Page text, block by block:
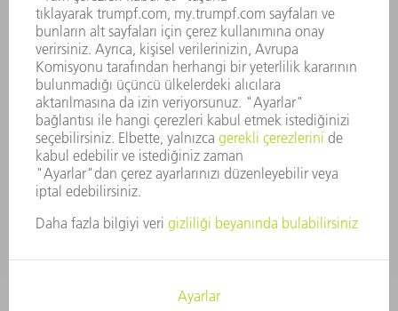
BILDIRIM SISTEMI
GÜVENLIK
BASIN BÜLTENLERI
DERGILER
SÜRDÜRÜLEBILIRLIK
ÇEVRE VE IKLIM
SOSYAL VE TOPLUMSAL KONULAR
ŞIRKET YÖNETIMI
TELIF HAKKI VE TESCILLI MARKA